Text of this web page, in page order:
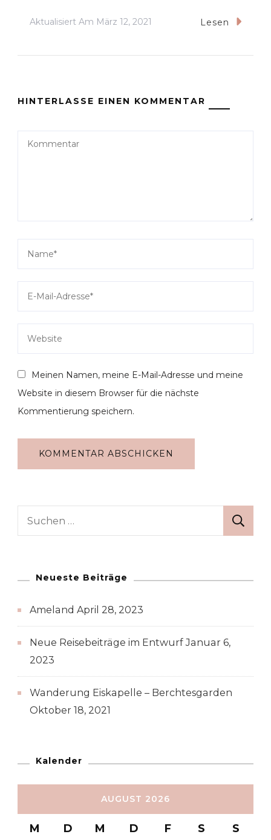
Aktualisiert Am März 12, 2021 Lesen
HINTERLASSE EINEN KOMMENTAR
Meinen Namen, meine E-Mail-Adresse und meine
Website in diesem Browser für die nächste
Kommentierung speichern.
Suche
Neueste Beiträge
Ameland April 28, 2023
Neue Reisebeiträge im Entwurf Januar 6,
2023
Wanderung Eiskapelle – Berchtesgarden
Oktober 18, 2021
Kalender
AUGUST 2026
M D M D F S S